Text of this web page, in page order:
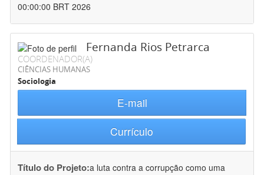
00:00:00 BRT 2026
Fernanda Rios Petrarca
COORDENADOR(A)
CIÊNCIAS HUMANAS
Sociologia
E-mail
Currículo
Título do Projeto:a luta contra a corrupção como uma